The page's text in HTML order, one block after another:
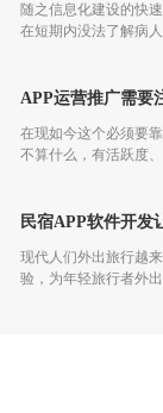
随之信息化建设的快
在短期内没法了解病
APP运营推广需要
在现如今这个必须要
不算什么，有活跃度
民宿APP软件开发
现代人们外出旅行越
验，为年轻旅行者外